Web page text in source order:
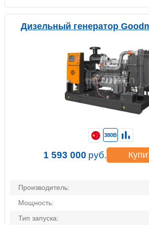
Дизельный генератор
Производитель:
Мощность:
Тип запуска:
380В
1 593 000 руб.